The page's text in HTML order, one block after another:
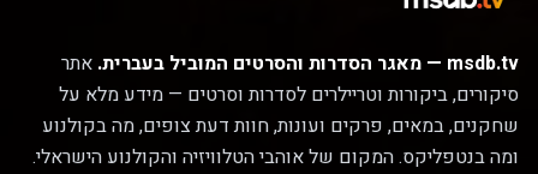
msdb.tv — מאגר הסדרות והסרטים המוביל בעברית.
אתר
סיקורים, ביקורות וטריילרים לסדרות וסרטים — מידע מלא על
שחקנים, במאים, פרקים ועונות, חוות דעת צופים, מה בקולנוע
ומה בנטפליקס. המקום של אוהבי הטלוויזיה והקולנוע הישראלי.